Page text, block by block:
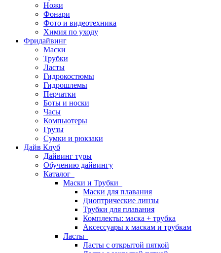
Ножи
Фонари
Фото и видеотехника
Химия по уходу
Фридайвинг
Маски
Трубки
Ласты
Гидрокостюмы
Гидрошлемы
Перчатки
Боты и носки
Часы
Компьютеры
Грузы
Сумки и рюкзаки
Дайв Клуб
Дайвинг туры
Обучению дайвингу
Каталог
Маски и Трубки
Маски для плавания
Диоптрические линзы
Трубки для плавания
Комплекты: маска + трубка
Аксессуары к маскам и трубкам
Ласты
Ласты с открытой пяткой